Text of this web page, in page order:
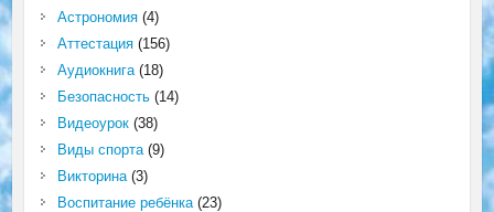
Астрономия(4)
Аттестация(156)
Аудиокнига(18)
Безопасность(14)
Видеоурок(38)
Виды спорта(9)
Викторина(3)
Воспитание ребёнка(23)